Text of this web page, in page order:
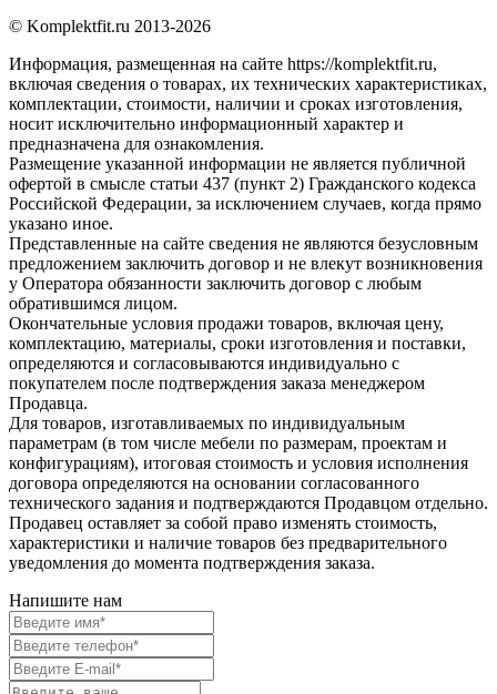
© Komplektfit.ru 2013-2026
Информация, размещенная на сайте https://komplektfit.ru,
включая сведения о товарах, их технических характеристиках,
комплектации, стоимости, наличии и сроках изготовления,
носит исключительно информационный характер и
предназначена для ознакомления.
Размещение указанной информации не является публичной
офертой в смысле статьи 437 (пункт 2) Гражданского кодекса
Российской Федерации, за исключением случаев, когда прямо
указано иное.
Представленные на сайте сведения не являются безусловным
предложением заключить договор и не влекут возникновения
у Оператора обязанности заключить договор с любым
обратившимся лицом.
Окончательные условия продажи товаров, включая цену,
комплектацию, материалы, сроки изготовления и поставки,
определяются и согласовываются индивидуально с
покупателем после подтверждения заказа менеджером
Продавца.
Для товаров, изготавливаемых по индивидуальным
параметрам (в том числе мебели по размерам, проектам и
конфигурациям), итоговая стоимость и условия исполнения
договора определяются на основании согласованного
технического задания и подтверждаются Продавцом отдельно.
Продавец оставляет за собой право изменять стоимость,
характеристики и наличие товаров без предварительного
уведомления до момента подтверждения заказа.
Напишите нам